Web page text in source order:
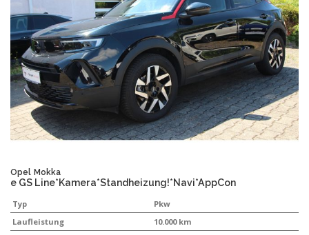
Opel Mokka
e GS Line*Kamera*Standheizung!*Navi*AppCon
Typ
Pkw
Laufleistung
10.000 km